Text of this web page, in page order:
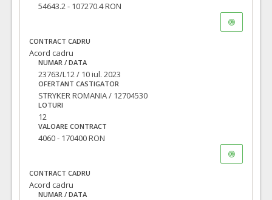
54643.2 - 107270.4 RON
CONTRACT CADRU
Acord cadru
NUMAR / DATA
23763/L12 / 10 iul. 2023
OFERTANT CASTIGATOR
STRYKER ROMANIA / 12704530
LOTURI
12
VALOARE CONTRACT
4060 - 170400 RON
CONTRACT CADRU
Acord cadru
NUMAR / DATA